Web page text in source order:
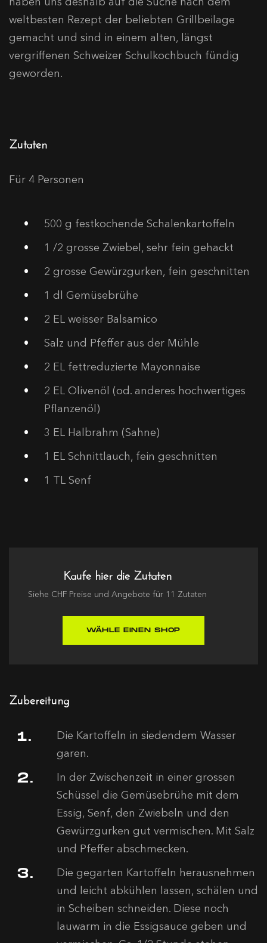
weltbesten Rezept der beliebten Grillbeilage
gemacht und sind in einem alten, längst
vergriffenen Schweizer Schulkochbuch fündig
geworden.
Zutaten
Für 4 Personen
500 g festkochende Schalenkartoffeln
1 /2 grosse Zwiebel, sehr fein gehackt
2 grosse Gewürzgurken, fein geschnitten
1 dl Gemüsebrühe
2 EL weisser Balsamico
Salz und Pfeffer aus der Mühle
2 EL fettreduzierte Mayonnaise
2 EL Olivenöl (od. anderes hochwertiges
Pflanzenöl)
3 EL Halbrahm (Sahne)
1 EL Schnittlauch, fein geschnitten
1 TL Senf
Kaufe hier die Zutaten
Siehe CHF Preise und Angebote für 11 Zutaten
WÄHLE EINEN SHOP
Zubereitung
Die Kartoffeln in siedendem Wasser
garen.
In der Zwischenzeit in einer grossen
Schüssel die Gemüsebrühe mit dem
Essig, Senf, den Zwiebeln und den
Gewürzgurken gut vermischen. Mit Salz
und Pfeffer abschmecken.
Die gegarten Kartoffeln herausnehmen
und leicht abkühlen lassen, schälen und
in Scheiben schneiden. Diese noch
lauwarm in die Essigsauce geben und